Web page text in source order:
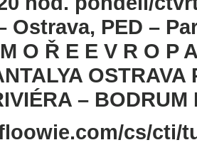
Ostrava, PED –
O Ř E E V R O P
–
cs/cti/